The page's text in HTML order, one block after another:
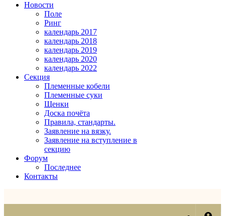
Новости
Поле
Ринг
календарь 2017
календарь 2018
календарь 2019
календарь 2020
календарь 2022
Секция
Племенные кобели
Племенные суки
Щенки
Доска почёта
Правила, стандарты.
Заявление на вязку.
Заявление на вступление в
секцию
Форум
Последнее
Контакты